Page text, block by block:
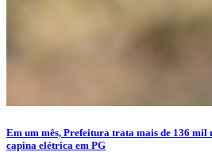
Em um mês, Prefeitura trata mais de 136 mil
capina elétrica em PG